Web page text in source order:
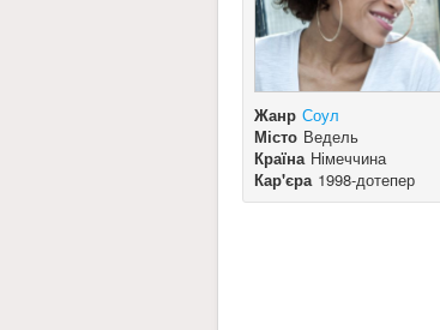
Жанр Соул
Місто Ведель
Країна Німеччина
Кар'єра 1998-дотепер